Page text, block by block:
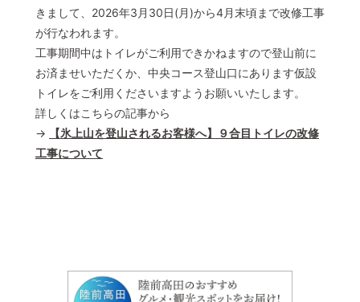
きまして、2026年3月30日(月)から4月末頃まで改修工事
が行なわれます。
工事期間中はトイレがご利用できかねますので登山前に
お済ませいただくか、中央コース登山口にあります仮設
トイレをご利用くださいますようお願いいたします。
詳しくはこちらの記事から
→
【氷上山を登山されるお客様へ】９合目トイレの改修
工事について